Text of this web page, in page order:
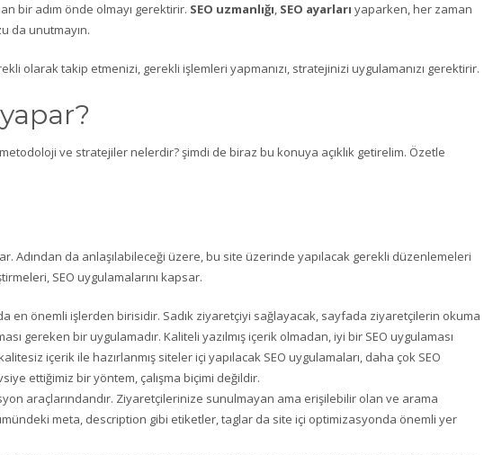
bir adım önde olmayı gerektirir. SEO uzmanlığı, SEO ayarları yaparken, her zaman
da unutmayın.
olarak takip etmenizi, gerekli işlemleri yapmanızı, stratejinizi uygulamanızı gerektirir.
ve stratejiler nelerdir? şimdi de biraz bu konuya açıklık getirelim. Özetle
Adından da anlaşılabileceği üzere, bu site üzerinde yapılacak gerekli düzenlemeleri
SEO uygulamalarını kapsar.
en önemli işlerden birisidir. Sadık ziyaretçiyi sağlayacak, sayfada ziyaretçilerin okuma
gereken bir uygulamadır. Kaliteli yazılmış içerik olmadan, iyi bir SEO uygulaması
içerik ile hazırlanmış siteler içi yapılacak SEO uygulamaları, daha çok SEO
ettiğimiz bir yöntem, çalışma biçimi değildir.
araçlarındandır. Ziyaretçilerinize sunulmayan ama erişilebilir olan ve arama
meta, description gibi etiketler, taglar da site içi optimizasyonda önemli yer